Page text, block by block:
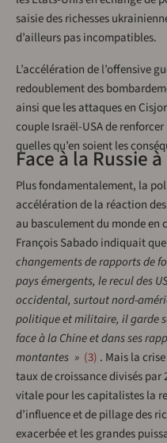
saisie des richesses
d’ailleurs pas incompatibles.
L’accélération de l’offensive
redoublement des
ainsi que les attaques en
couple Israël-USA de
quelles qu’en soient les
Face à la Russie
Plus fondamentalement, la
accélération de la réaction
au basculement du monde en
François Sabado indiquait que
changements de rapports de
pays émergents, le recul des
occidental, surtout nord-
politique et militaire, il garde
face à la Chine et dans ses
montantes » 3 . Mais la
taux de croissance divisés par
vitale pour les capitalistes la
d’influence et de pillage des
exacerbée et les grandes